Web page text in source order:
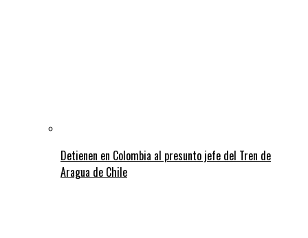
Detienen en Colombia al presunto jefe del Tren de
Aragua de Chile